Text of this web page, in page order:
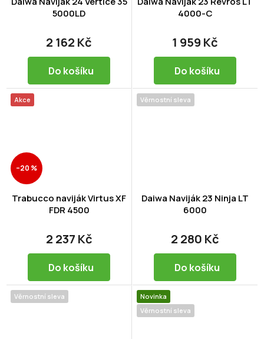
5000LD
2 162 Kč
Do košíku
4000-C
1 959 Kč
Do košíku
Akce
–20 %
Trabucco naviják Virtus XF
FDR 4500
2 237 Kč
Do košíku
Věrnostní sleva
Daiwa Naviják 23 Ninja LT
6000
2 280 Kč
Do košíku
Věrnostní sleva
Novinka
Věrnostní sleva